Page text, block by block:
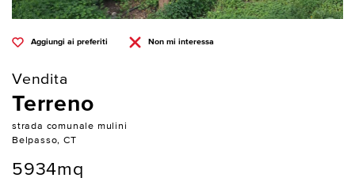
Aggiungi ai preferiti Non mi interessa
Vendita
Terreno
strada comunale mulini
Belpasso, CT
5934mq